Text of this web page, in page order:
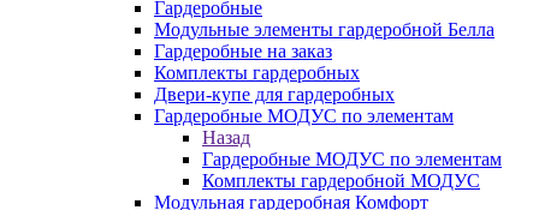
Гардеробные
Модульные элементы гардеробной Белла
Гардеробные на заказ
Комплекты гардеробных
Двери-купе для гардеробных
Гардеробные МОДУС по элементам
Назад
Гардеробные МОДУС по элементам
Комплекты гардеробной МОДУС
Модульная гардеробная Комфорт